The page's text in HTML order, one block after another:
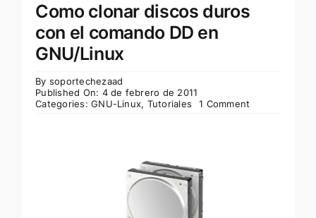
Como clonar discos duros
con el comando DD en
GNU/Linux
By soportechezaad
Published On: 4 de febrero de 2011
Categories:GNU-Linux, Tutoriales 1 Comment